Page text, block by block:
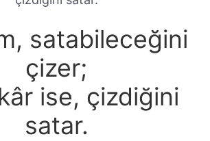
satabileceğini
çizer;
ise, çizdiğini
satar.